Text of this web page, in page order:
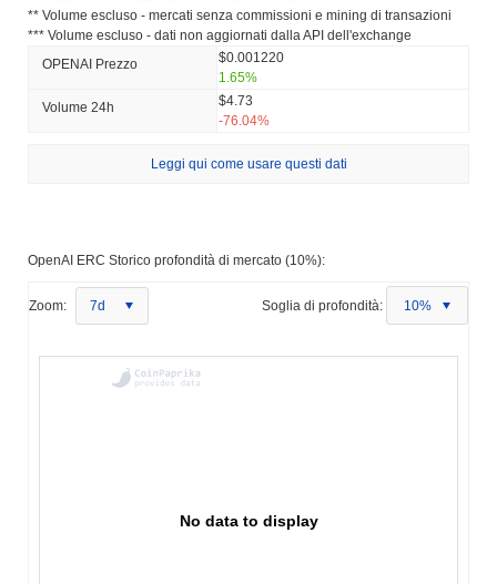
** Volume escluso - mercati senza commissioni e mining di transazioni
*** Volume escluso - dati non aggiornati dalla API dell'exchange
OPENAI Prezzo
$0.001220
1.65%
Volume 24h
$4.73
-76.04%
Leggi qui come usare questi dati
OpenAI ERC Storico profondità di mercato (10%):
Zoom: 7d Soglia di profondità: 10%
No data to display